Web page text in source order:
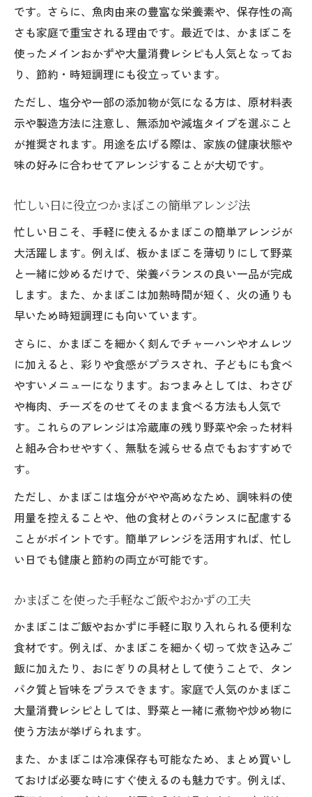
簡単アレンジで毎日楽しむかまぼこ
かまぼこそのままでも美味しい食べ方の提
案
人気一位のかまぼこレシピを簡単アレンジ
で実践
板かまぼこの活用で食卓が華やぐアイデア
お弁当や朝食にぴったりのかまぼこアレン
ジ
栄養バランス意識したかまぼこの選び方
かまぼこの原材料と栄養バランスをチェッ
ク
子どもや高齢者にも安心なかまぼこ選びの
工夫
タンパク質豊富なかまぼこで食事の質を高
める
添加物を避けたかまぼこの選択ポイント
板かまぼこの種類と栄養面の違いを解説
余りものも活かせるかまぼこの大量消費法
かまぼこ大量消費レシピでコストを抑える
余ったかまぼこの上手な保存と再活用テク
かまぼこを使った冷蔵庫整理や節約レシピ
集
人気のかまぼこ大量消費メニューの実例紹
介
おつまみにも嬉しいかまぼこ簡単レシピ集
おつまみになるかまぼこアレンジアイデア
手軽で美味しいかまぼこおつまみレシピ特
集
家飲みを彩るかまぼこ簡単アレンジ法
かまぼこを使った人気おつまみの作り方
かまぼこを活かしたお酒に合う副菜の提案
です。さらに、魚肉由来の豊富な栄養素や、保存性の高
さも家庭で重宝される理由です。最近では、かまぼこを
使ったメインおかずや大量消費レシピも人気となってお
り、節約・時短調理にも役立っています。
ただし、塩分や一部の添加物が気になる方は、原材料表
示や製造方法に注意し、無添加や減塩タイプを選ぶこと
が推奨されます。用途を広げる際は、家族の健康状態や
味の好みに合わせてアレンジすることが大切です。
忙しい日に役立つかまぼこの簡単アレンジ法
忙しい日こそ、手軽に使えるかまぼこの簡単アレンジが
大活躍します。例えば、板かまぼこを薄切りにして野菜
と一緒に炒めるだけで、栄養バランスの良い一品が完成
します。また、かまぼこは加熱時間が短く、火の通りも
早いため時短調理にも向いています。
さらに、かまぼこを細かく刻んでチャーハンやオムレツ
に加えると、彩りや食感がプラスされ、子どもにも食べ
やすいメニューになります。おつまみとしては、わさび
や梅肉、チーズをのせてそのまま食べる方法も人気で
す。これらのアレンジは冷蔵庫の残り野菜や余った材料
と組み合わせやすく、無駄を減らせる点でもおすすめで
す。
ただし、かまぼこは塩分がやや高めなため、調味料の使
用量を控えることや、他の食材とのバランスに配慮する
ことがポイントです。簡単アレンジを活用すれば、忙し
い日でも健康と節約の両立が可能です。
かまぼこを使った手軽なご飯やおかずの工夫
かまぼこはご飯やおかずに手軽に取り入れられる便利な
食材です。例えば、かまぼこを細かく切って炊き込みご
飯に加えたり、おにぎりの具材として使うことで、タン
パク質と旨味をプラスできます。家庭で人気のかまぼこ
大量消費レシピとしては、野菜と一緒に煮物や炒め物に
使う方法が挙げられます。
また、かまぼこは冷凍保存も可能なため、まとめ買いし
ておけば必要な時にすぐ使えるのも魅力です。例えば、